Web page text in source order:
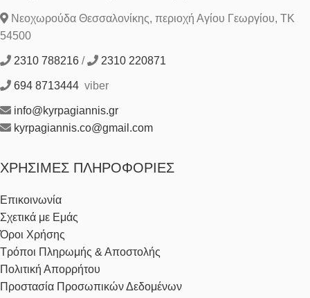
Νεοχωρούδα Θεσσαλονίκης, περιοχή Αγίου Γεωργίου, ΤΚ
54500
2310 788216 / 2310 220871
694 8713444 viber
info@kyrpagiannis.gr
kyrpagiannis.co@gmail.com
ΧΡΉΣΙΜΕΣ ΠΛΗΡΟΦΟΡΊΕΣ
Επικοινωνία
Σχετικά με Εμάς
Όροι Χρήσης
Τρόποι Πληρωμής & Αποστολής
Πολιτική Απορρήτου
Προστασία Προσωπικών Δεδομένων